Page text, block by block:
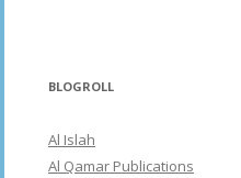
BLOGROLL
Al Islah
Al Qamar Publications